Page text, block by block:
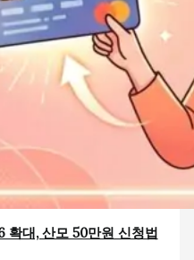
확대, 산모 50만원 신청법